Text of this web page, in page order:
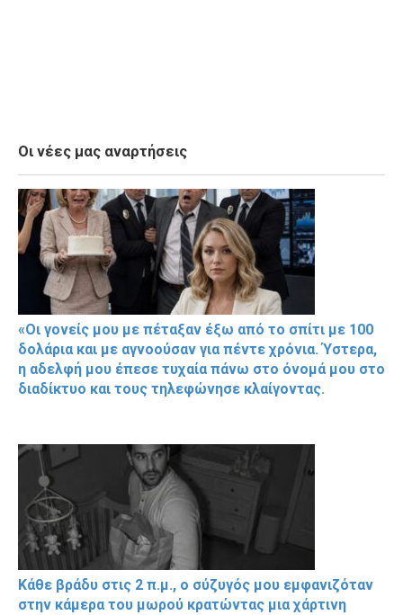
Οι νέες μας αναρτήσεις
«Οι γονείς μου με πέταξαν έξω από το σπίτι με 100
δολάρια και με αγνοούσαν για πέντε χρόνια. Ύστερα,
η αδελφή μου έπεσε τυχαία πάνω στο όνομά μου στο
διαδίκτυο και τους τηλεφώνησε κλαίγοντας.
Κάθε βράδυ στις 2 π.μ., ο σύζυγός μου εμφανιζόταν
στην κάμερα του μωρού κρατώντας μια χάρτινη